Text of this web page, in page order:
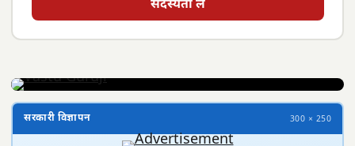
सदस्यता लें
सरकारी विज्ञापन 300 × 250